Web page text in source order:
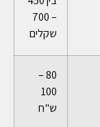
– 700
שקלים
80 –
100
ש"ח